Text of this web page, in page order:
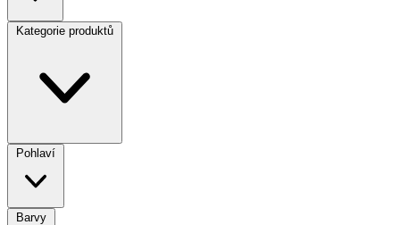
Kategorie produktů
Pohlaví
Barvy